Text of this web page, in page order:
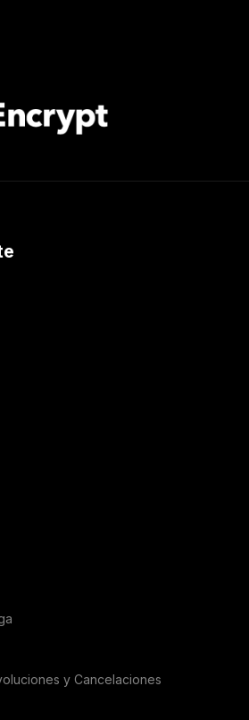
y Cancelaciones